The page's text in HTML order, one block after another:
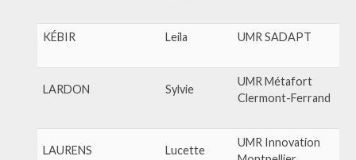
KÉBIR Leila UMR SADAPT
LARDON Sylvie
UMR Métafort
Clermont-Ferrand
LAURENS Lucette
UMR Innovation